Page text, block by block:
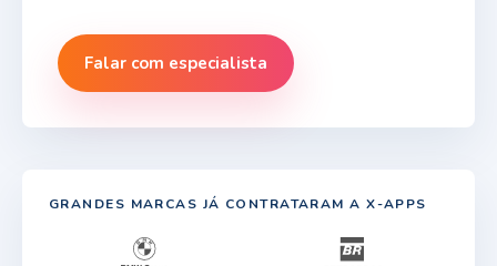
Falar com especialista
GRANDES MARCAS JÁ CONTRATARAM A X-APPS